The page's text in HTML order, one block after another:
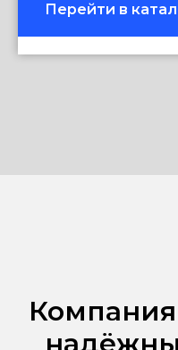
Перейти в
Компания